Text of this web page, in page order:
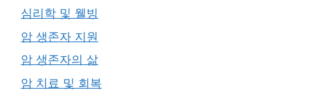
심리학 및 웰빙
암 생존자 지원
암 생존자의 삶
암 치료 및 회복